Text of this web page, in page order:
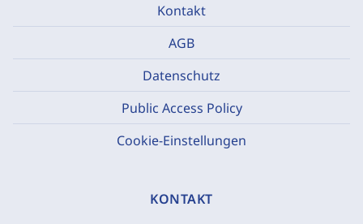
Kontakt
AGB
Datenschutz
Public Access Policy
Cookie-Einstellungen
KONTAKT